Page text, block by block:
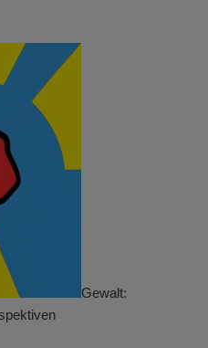
Gewalt: